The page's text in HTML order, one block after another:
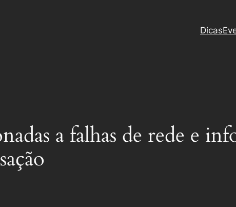
Dicas
a falhas de rede e